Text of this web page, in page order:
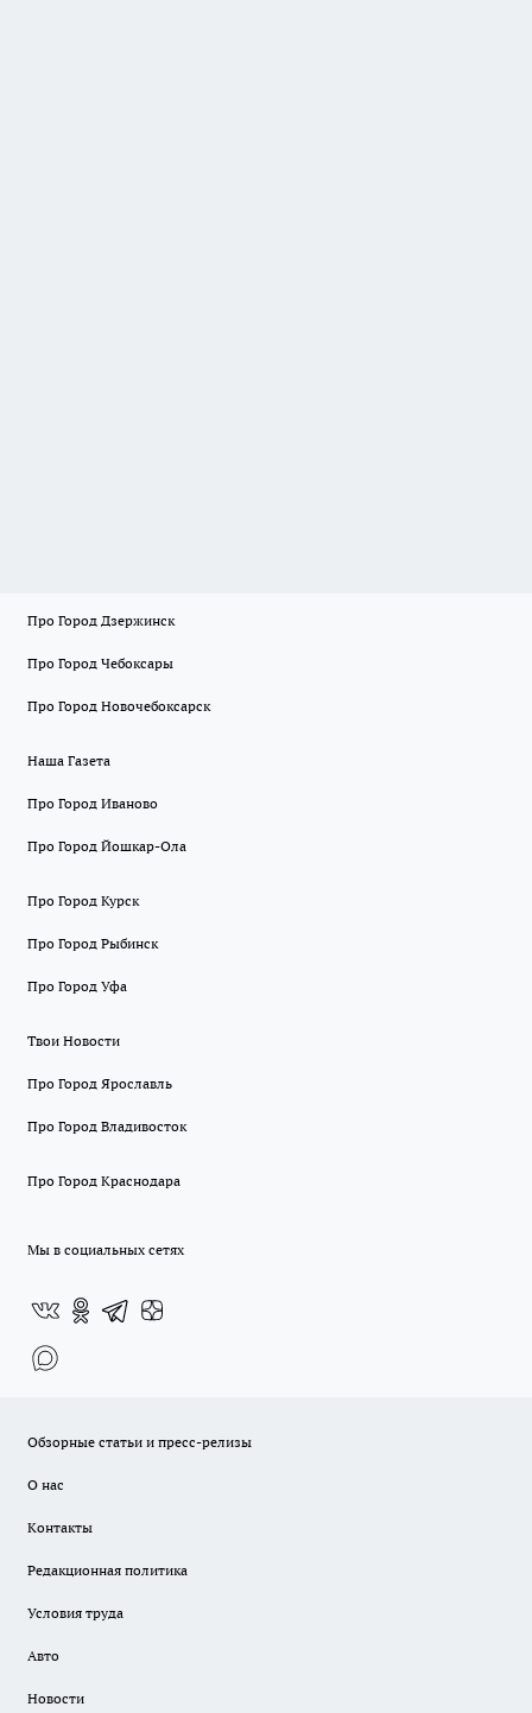
Про Город Дзержинск
Про Город Чебоксары
Про Город Новочебоксарск
Наша Газета
Про Город Иваново
Про Город Йошкар-Ола
Про Город Курск
Про Город Рыбинск
Про Город Уфа
Твои Новости
Про Город Ярославль
Про Город Владивосток
Про Город Краснодара
Мы в социальных сетях
Обзорные статьи и пресс-релизы
О нас
Контакты
Редакционная политика
Условия труда
Авто
Новости